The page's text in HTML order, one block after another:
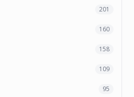
201
160
158
109
95